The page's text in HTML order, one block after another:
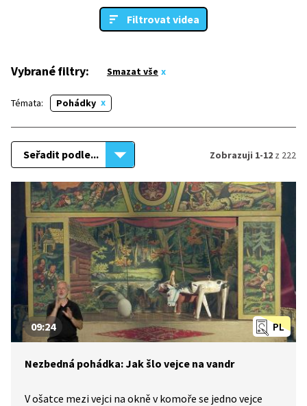
Filtrovat videa
Vybrané filtry: Smazat vše
Témata: Pohádky
Seřadit podle... Zobrazuji 1-12 z 222
PL
09:24
Nezbedná pohádka: Jak šlo vejce na vandr
V ošatce mezi vejci na okně v komoře se jedno vejce